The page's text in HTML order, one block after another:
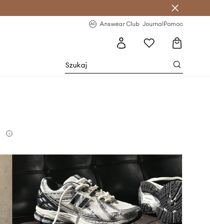
Answear Club JournalPomoc